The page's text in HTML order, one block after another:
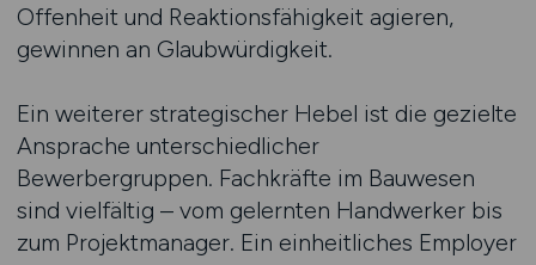
Offenheit und Reaktionsfähigkeit agieren,
gewinnen an Glaubwürdigkeit.
Ein weiterer strategischer Hebel ist die gezielte
Ansprache unterschiedlicher
Bewerbergruppen. Fachkräfte im Bauwesen
sind vielfältig – vom gelernten Handwerker bis
zum Projektmanager. Ein einheitliches Employer